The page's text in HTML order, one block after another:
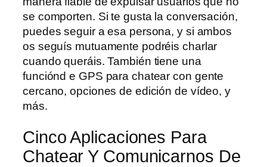
se comporten. Si te gusta la conversación,
puedes seguir a esa persona, y si ambos
os seguís mutuamente podréis charlar
cuando queráis. También tiene una
funciónd e GPS para chatear con gente
cercano, opciones de edición de vídeo, y
más.
Cinco Aplicaciones Para
Chatear Y Comunicarnos De